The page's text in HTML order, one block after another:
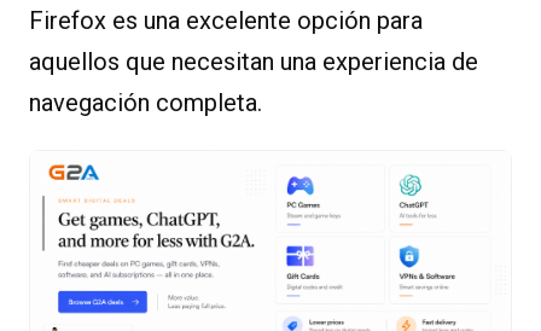
Firefox es una excelente opción para
aquellos que necesitan una experiencia de
navegación completa.